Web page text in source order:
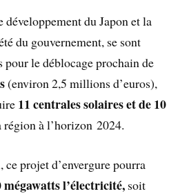
développement du Japon et la
du gouvernement, se sont
pour le déblocage prochain de
(environ 2,5 millions d’euros),
11 centrales solaires et de 10
région à l’horizon 2024.
projet d’envergure pourra
l’électricité, soit